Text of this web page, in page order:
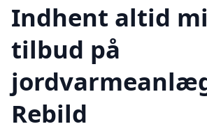
Indhent altid
tilbud på
Rebild